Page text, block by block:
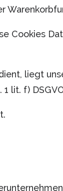
Cookies
liegt
lit. f)